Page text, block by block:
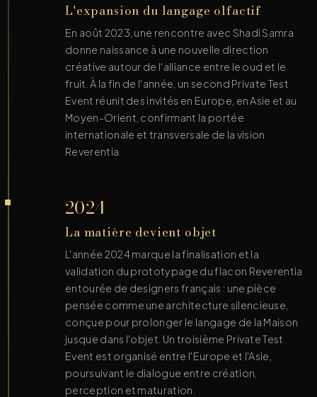
L'expansion du langage olfactif
En août 2023, une rencontre avec Shadi Samra
donne naissance à une nouvelle direction
créative autour de l'alliance entre le oud et le
fruit. À la fin de l'année, un second Private Test
Event réunit des invités en Europe, en Asie et au
Moyen-Orient, confirmant la portée
internationale et transversale de la vision
Reverentia.
2024
La matière devient objet
L'année 2024 marque la finalisation et la
validation du prototypage du flacon Reverentia
entourée de designers français : une pièce
pensée comme une architecture silencieuse,
conçue pour prolonger le langage de la Maison
jusque dans l'objet. Un troisième Private Test
Event est organisé entre l'Europe et l'Asie,
poursuivant le dialogue entre création,
perception et maturation.